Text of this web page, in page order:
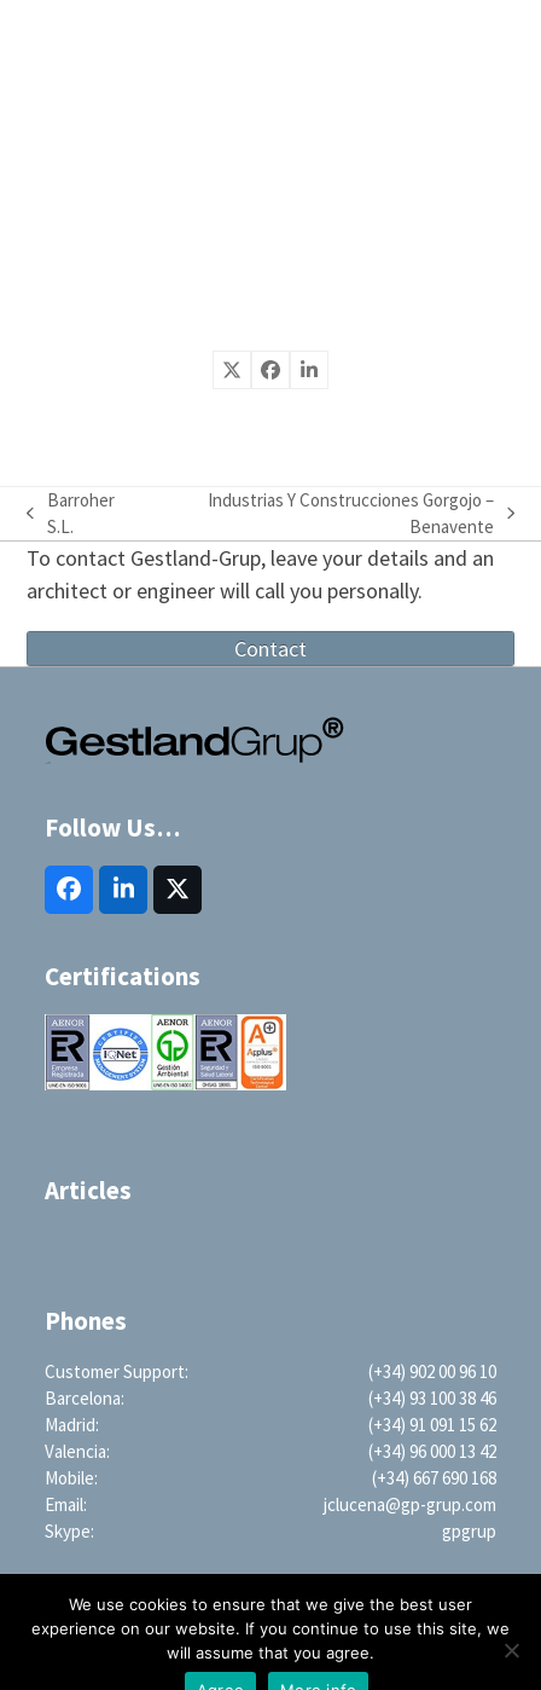
previous
post:
Barroher
S.L.
post:
Industrias Y Construcciones Gorgojo –
Benavente
To contact Gestland-Grup, leave your details and an
architect or engineer will call you personally.
Contact
Follow Us…
FacebookLinkedInTwitter
(deprecated)
Certifications
Articles
Phones
Customer Support:
(+34) 902 00 96 10
Barcelona:
(+34) 93 100 38 46
Madrid:
(+34) 91 091 15 62
Valencia:
(+34) 96 000 13 42
Mobile:
(+34) 667 690 168
Email:
jclucena@gp-grup.com
Skype:
gpgrup
PROFESSIONAL SEARCH ENGINE WORLDWIDE (LLC)
We use cookies to ensure that we give the best user
experience on our website. If you continue to use this site, we
will assume that you agree.